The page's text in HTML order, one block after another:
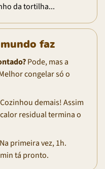
da tortilha...
faz
Pode, mas a
congelar só o
Cozinhou demais! Assim
residual termina o
Na primeira vez, 1h.
tá pronto.